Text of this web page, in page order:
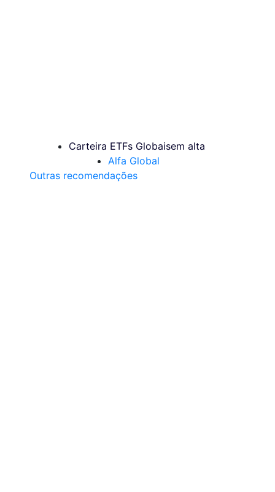
Carteira ETFs Globaisem alta
Alfa Global
Outras recomendações